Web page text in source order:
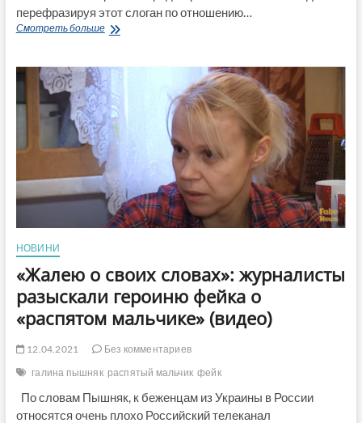
перефразируя этот слоган по отношению…
Смотреть большеПопулярно
потребления
информации
анимационной
инфографике
НОВИНИ
«Жалею о своих словах»: журналисты
разыскали героиню фейка о
«распятом мальчике» (видео)
12.04.2021
Без комментариев
галина пышняк распятый мальчик фейк
По словам Пышняк, к беженцам из Украины в России
относятся очень плохо Российский телеканал